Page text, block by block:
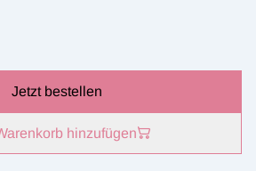
Jetzt bestellen
hinzufügen